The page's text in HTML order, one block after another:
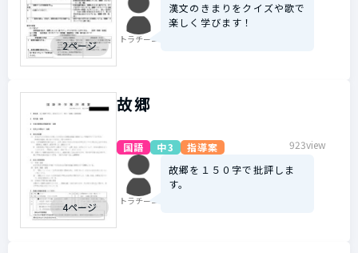
2ページ トラチーニ
漢文のきまりをクイズや歌で
楽しく学びます！
4ページ
故郷
国語 中3 指導案 923view
トラチーニ
故郷を１５０字で批評しま
す。